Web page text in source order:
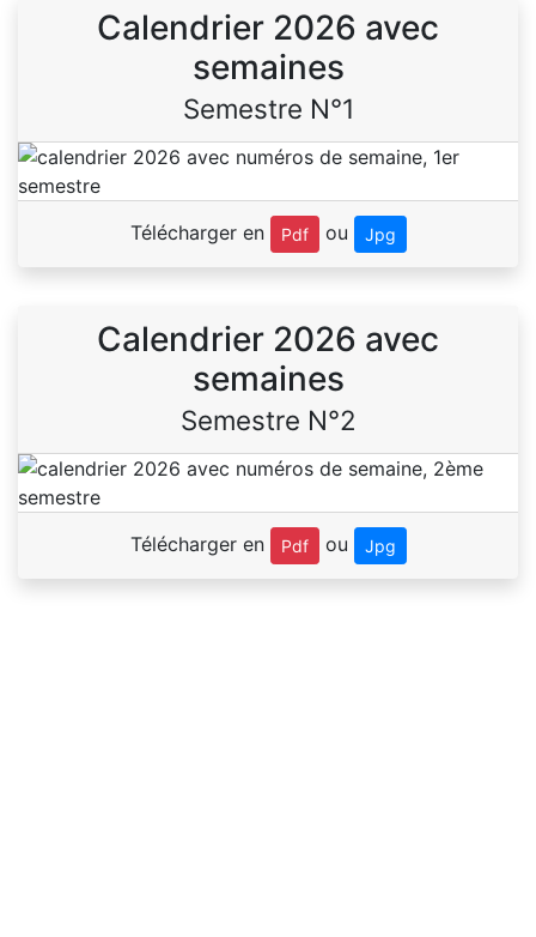
Calendrier 2026 avec
semaines
Semestre N°1
Télécharger en Pdf ou Jpg
Calendrier 2026 avec
semaines
Semestre N°2
Télécharger en Pdf ou Jpg